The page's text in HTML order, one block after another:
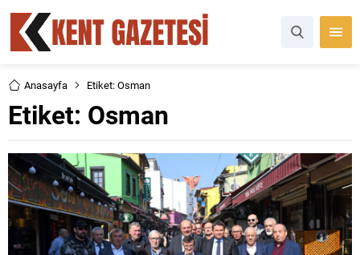
Anasayfa Etiket: Osman
Etiket: Osman